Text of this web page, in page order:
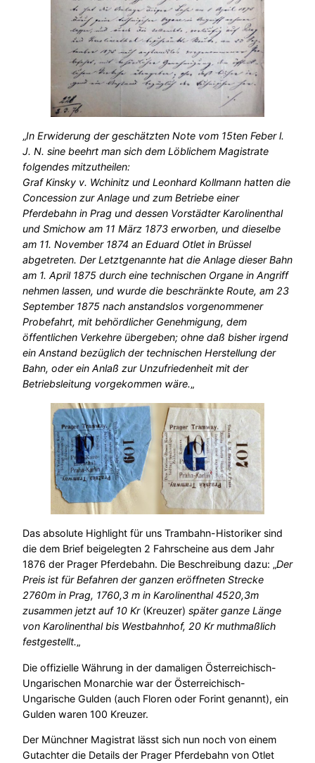
„In Erwiderung der geschätzten Note vom 15ten Feber l.
J. N. sine beehrt man sich dem Löblichem Magistrate
folgendes mitzutheilen:
Graf Kinsky v. Wchinitz und Leonhard Kollmann hatten die
Concession zur Anlage und zum Betriebe einer
Pferdebahn in Prag und dessen Vorstädter Karolinenthal
und Smichow am 11 März 1873 erworben, und dieselbe
am 11. November 1874 an Eduard Otlet in Brüssel
abgetreten. Der Letztgenannte hat die Anlage dieser Bahn
am 1. April 1875 durch eine technischen Organe in Angriff
nehmen lassen, und wurde die beschränkte Route, am 23
September 1875 nach anstandslos vorgenommener
Probefahrt, mit behördlicher Genehmigung, dem
öffentlichen Verkehre übergeben; ohne daß bisher irgend
ein Anstand bezüglich der technischen Herstellung der
Bahn, oder ein Anlaß zur Unzufriedenheit mit der
Betriebsleitung vorgekommen wäre.„
Das absolute Highlight für uns Trambahn-Historiker sind
die dem Brief beigelegten 2 Fahrscheine aus dem Jahr
1876 der Prager Pferdebahn. Die Beschreibung dazu: „Der
Preis ist für Befahren der ganzen eröffneten Strecke
2760m in Prag, 1760,3 m in Karolinenthal 4520,3m
zusammen jetzt auf 10 Kr (Kreuzer) später ganze Länge
von Karolinenthal bis Westbahnhof, 20 Kr muthmaßlich
festgestellt.„
Die offizielle Währung in der damaligen Österreichisch-
Ungarischen Monarchie war der Österreichisch-
Ungarische Gulden (auch Floren oder Forint genannt), ein
Gulden waren 100 Kreuzer.
Der Münchner Magistrat lässt sich nun noch von einem
Gutachter die Details der Prager Pferdebahn von Otlet